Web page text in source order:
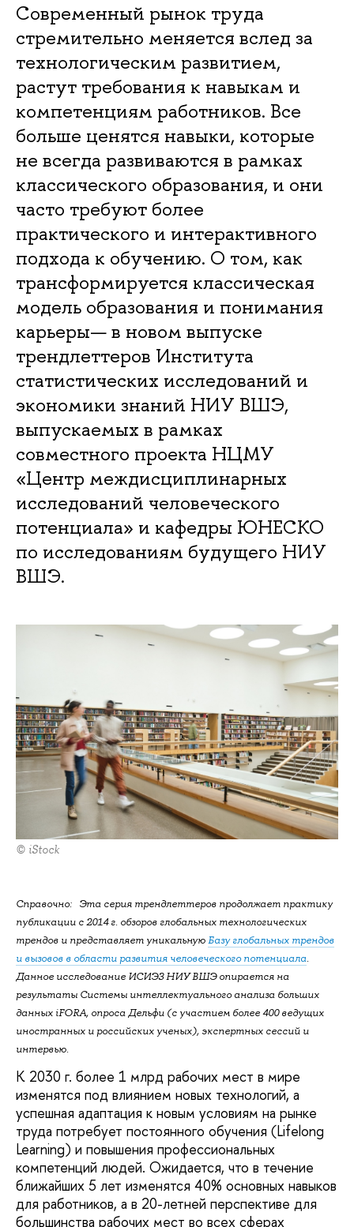
Современный рынок труда
стремительно меняется вслед за
технологическим развитием,
растут требования к навыкам и
компетенциям работников. Все
больше ценятся навыки, которые
не всегда развиваются в рамках
классического образования, и они
часто требуют более
практического и интерактивного
подхода к обучению. О том, как
трансформируется классическая
модель образования и понимания
карьеры— в новом выпуске
трендлеттеров Института
статистических исследований и
экономики знаний НИУ ВШЭ,
выпускаемых в рамках
совместного проекта НЦМУ
«Центр междисциплинарных
исследований человеческого
потенциала» и кафедры ЮНЕСКО
по исследованиям будущего НИУ
ВШЭ.
© iStock
Справочно: Эта серия трендлеттеров продолжает практику
публикации с 2014 г. обзоров глобальных технологических
трендов и представляет уникальнуюБазу глобальных трендов
и вызовов в области развития человеческого потенциала.
Данное исследование ИСИЭЗ НИУ ВШЭ опирается на
результаты Системы интеллектуального анализа больших
данных iFORA, опроса Дельфи (с участием более 400 ведущих
иностранных и российских ученых), экспертных сессий и
интервью.
К 2030 г. более 1 млрд рабочих мест в мире
изменятся под влиянием новых технологий, а
успешная адаптация к новым условиям на рынке
труда потребует постоянного обучения (Lifelong
Learning) и повышения профессиональных
компетенций людей. Ожидается, что в течение
ближайших 5 лет изменятся 40% основных навыков
для работников, а в 20-летней перспективе для
большинства рабочих мест во всех сферах